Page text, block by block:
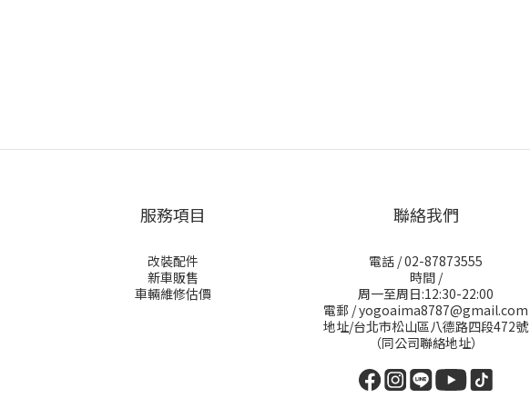
服務項目
改裝配件
新車販售
車輛維修估價
聯絡我們
電話 / 02-87873555
時間 /
周一至周日:12:30-22:00
電郵 / yogoaima8787@gmail.com
地址/台北市松山區八德路四段472號
（同公司聯絡地址）